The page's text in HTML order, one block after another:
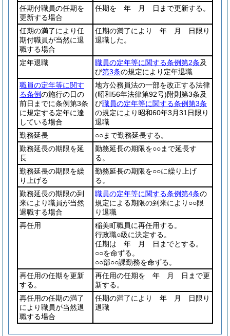
任期付職員の任期を
更新する場合
任期を 年 月 日まで更新する。
任期の満了により任
期付職員が当然に退
職する場合
任期の満了により 年 月 日限り
退職した。
定年退職 職員の定年等に関する条例第2条及
び第3条の規定により定年退職
職員の定年等に関す
る条例の施行の日の
前日までに条例第3条
に規定する定年に達
している場合
地方公務員法の一部を改正する法律
(昭和56年法律第92号)附則第3条及
び職員の定年等に関する条例第3条
の規定により昭和60年3月31日限り
退職
勤務延長
○○まで勤務延長する。
勤務延長の期限を延
長
勤務延長の期限を○○まで延長す
る。
勤務延長の期限を繰
り上げる
勤務延長の期限を○○に繰り上げ
る。
勤務延長の期限の到
来により職員が当然
退職する場合
職員の定年等に関する条例第4条の
規定による期限の到来により○○限
り退職
再任用
稲美町職員に再任用する。
行政職○級に決定する。
任期は 年 月 日までとする。
○○を命ずる。
○○部○○課勤務を命ずる。
再任用の任期を更新
する。
再任用の任期を 年 月 日まで更
新する。
再任用の任期の満了
により職員が当然退
職する場合
任期の満了により 年 月 日限り
退職